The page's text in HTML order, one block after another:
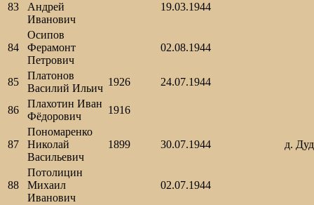
83
Андрей
Иванович
19.03.1944
84
Осипов
Ферамонт
Петрович
02.08.1944
85
Платонов
Василий Ильич
1926 24.07.1944
86
Плахотин Иван
Фёдорович
1916
87
Пономаренко
Николай
Васильевич
1899 30.07.1944 д.
88
Потолицин
Михаил
Иванович
02.07.1944